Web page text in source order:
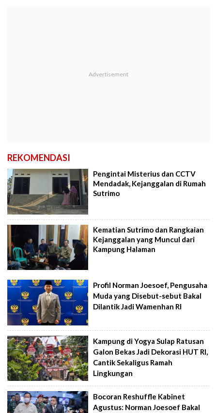
REKOMENDASI
Pengintai Misterius dan CCTV
Mendadak, Kejanggalan di Rumah
Sutrimo
Kematian Sutrimo dan Rangkaian
Kejanggalan yang Muncul dari
Kampung Halaman
Profil Norman Joesoef, Pengusaha
Muda yang Disebut-sebut Bakal
Dilantik Jadi Wamenhan RI
Kampung di Yogya Sulap Ratusan
Galon Bekas Jadi Dekorasi HUT RI,
Cantik Sekaligus Ramah
Lingkungan
Bocoran Reshuffle Kabinet
Agustus: Norman Joesoef Bakal